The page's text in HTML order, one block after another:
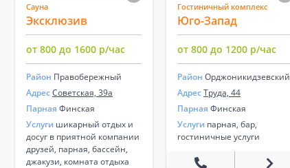
Сауна
Эксклюзив
от 800 до 1600 р/час
Район Правобережный
АдресСоветская, 39а
Парная Финская
Услуги шикарный отдых и
досуг в приятной компании
друзей, парная, бассейн,
джакузи, комната отдыха
Гостиничный комплекс
Юго-Запад
от 800 до 1200 р/час
Район Орджоникидзевский
АдресТруда, 44
Парная Финская
Услуги парная, бар,
гостиничные услуги